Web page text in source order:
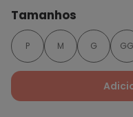
Tamanhos
P M G GG